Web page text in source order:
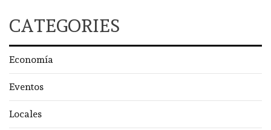
CATEGORIES
Economía
Eventos
Locales